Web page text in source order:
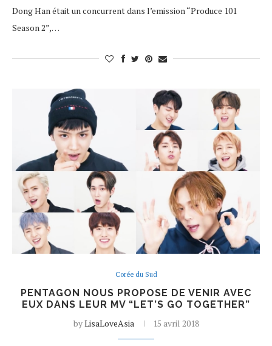
Dong Han était un concurrent dans l’emission “Produce 101
Season 2”,…
Corée du Sud
PENTAGON NOUS PROPOSE DE VENIR AVEC
EUX DANS LEUR MV “LET’S GO TOGETHER”
byLisaLoveAsia 15 avril 2018